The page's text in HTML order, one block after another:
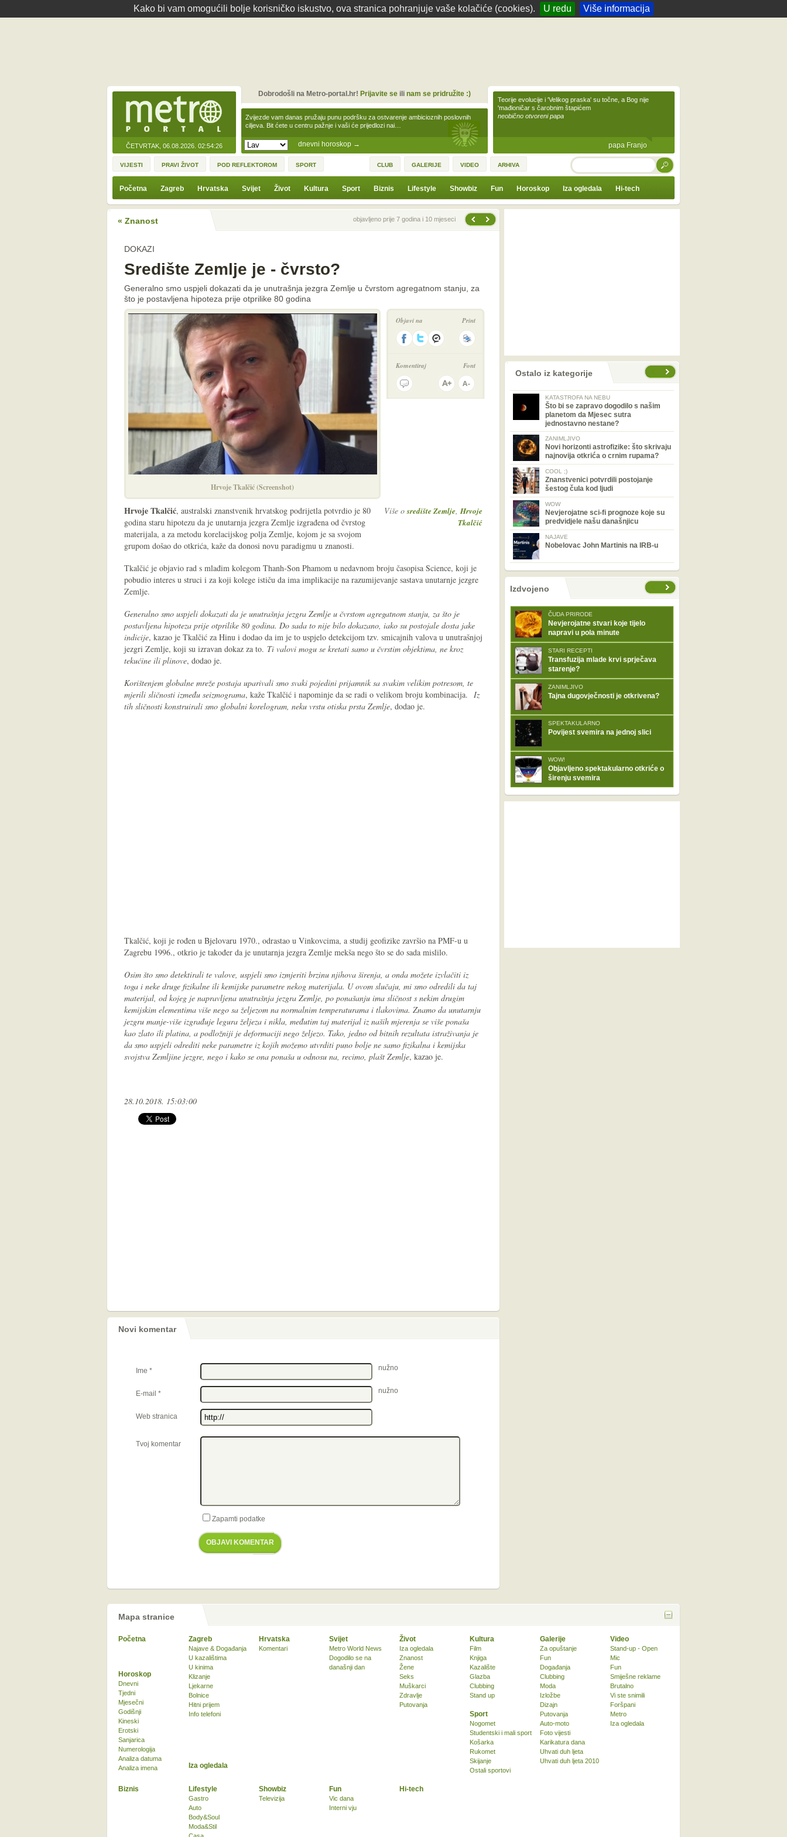
Kako bi vam omogućili bolje korisničko iskustvo, ova stranica pohranjuje vaše kolačiće (cookies). U redu Više informacija
ČETVRTAK, 06.08.2026. 02:54:26 dnevni horoskop →
Zvijezde vam danas pružaju punu podršku za ostvarenje ambicioznih poslovnih
ciljeva. Bit ćete u centru pažnje i vaši će prijedlozi nai…
Dobrodošli na Metro-portal.hr! Prijavite seili nam se pridružite :)
Teorije evolucije i 'Velikog praska' su točne, a Bog nije
'mađioničar s čarobnim štapićem
neobično otvoreni papa
papa Franjo
VIJESTI PRAVI ŽIVOT POD REFLEKTOROM SPORT CLUB GALERIJE VIDEO ARHIVA TRAŽI
Početna Zagreb Hrvatska Svijet Život Kultura Sport Biznis Lifestyle Showbiz Fun Horoskop Iza ogledala Hi-tech
« Znanost Prethodna vijestobjavljeno prije 7 godina i 10 mjeseci
DOKAZI
Središte Zemlje je - čvrsto?
Generalno smo uspjeli dokazati da je unutrašnja jezgra Zemlje u čvrstom agregatnom stanju, za
što je postavljena hipoteza prije otprilike 80 godina
Hrvoje Tkalčić (Screenshot)
Objavi na Print
Komentiraj Font
Više osredište Zemlje,Hrvoje
Tkalčić
Hrvoje Tkalčić, australski znanstvenik hrvatskog podrijetla potvrdio je 80
godina staru hipotezu da je unutarnja jezgra Zemlje izgrađena od čvrstog
materijala, a za metodu korelacijskog polja Zemlje, kojom je sa svojom
grupom došao do otkrića, kaže da donosi novu paradigmu u znanosti.
Tkalčić je objavio rad s mlađim kolegom Thanh-Son Phamom u nedavnom broju časopisa Science, koji je
pobudio interes u struci i za koji kolege ističu da ima implikacije na razumijevanje sastava unutarnje jezgre
Zemlje.
Generalno smo uspjeli dokazati da je unutrašnja jezgra Zemlje u čvrstom agregatnom stanju, za što je
postavljena hipoteza prije otprilike 80 godina. Do sada to nije bilo dokazano, iako su postojale dosta jake
indicije, kazao je Tkalčić za Hinu i dodao da im je to uspjelo detekcijom tzv. smicajnih valova u unutrašnjoj
jezgri Zemlje, koji su izravan dokaz za to. Ti valovi mogu se kretati samo u čvrstim objektima, ne kroz
tekućine ili plinove, dodao je.
Korištenjem globalne mreže postaja uparivali smo svaki pojedini prijamnik sa svakim velikim potresom, te
mjerili sličnosti između seizmograma, kaže Tkalčić i napominje da se radi o velikom broju kombinacija. Iz
tih sličnosti konstruirali smo globalni korelogram, neku vrstu otiska prsta Zemlje, dodao je.
Tkalčić, koji je rođen u Bjelovaru 1970., odrastao u Vinkovcima, a studij geofizike završio na PMF-u u
Zagrebu 1996., otkrio je također da je unutarnja jezgra Zemlje mekša nego što se do sada mislilo.
Osim što smo detektirali te valove, uspjeli smo izmjeriti brzinu njihova širenja, a onda možete izvlačiti iz
toga i neke druge fizikalne ili kemijske parametre nekog materijala. U ovom slučaju, mi smo odredili da taj
materijal, od kojeg je napravljena unutrašnja jezgra Zemlje, po ponašanju ima sličnost s nekim drugim
kemijskim elementima više nego sa željezom na normalnim temperaturama i tlakovima. Znamo da unutarnju
jezgru manje-više izgrađuje legura željeza i nikla, međutim taj materijal iz naših mjerenja se više ponaša
kao zlato ili platina, a podložniji je deformaciji nego željezo. Tako, jedno od bitnih rezultata istraživanja je
da smo uspjeli odrediti neke parametre iz kojih možemo utvrditi puno bolje ne samo fizikalna i kemijska
svojstva Zemljine jezgre, nego i kako se ona ponaša u odnosu na, recimo, plašt Zemlje, kazao je.
28.10.2018. 15:03:00
Novi komentar
Ime * nužno
E-mail * nužno
Web stranica
Tvoj komentar
Zapamti podatke
OBJAVI KOMENTAR
prethodno Ostalo iz kategorije
KATASTROFA NA NEBU
Što bi se zapravo dogodilo s našim
planetom da Mjesec sutra
jednostavno nestane?
ZANIMLJIVO
Novi horizonti astrofizike: što skrivaju
najnovija otkrića o crnim rupama?
COOL ;)
Znanstvenici potvrdili postojanje
šestog čula kod ljudi
WOW
Nevjerojatne sci-fi prognoze koje su
predvidjele našu današnjicu
NAJAVE
Nobelovac John Martinis na IRB-u
nema prethodne stranice
sljedećeIzdvojeno
ČUDA PRIRODE
Nevjerojatne stvari koje tijelo
napravi u pola minute
STARI RECEPTI
Transfuzija mlade krvi sprječava
starenje?
ZANIMLJIVO
Tajna dugovječnosti je otkrivena?
SPEKTAKULARNO
Povijest svemira na jednoj slici
WOW!
Objavljeno spektakularno otkriće o
širenju svemira
Mapa stranice
Početna Zagreb
Najave & Događanja
U kazalištima
U kinima
Klizanje
Ljekarne
Bolnice
Hitni prijem
Info telefoni
Hrvatska
Komentari
Svijet
Metro World News
Dogodilo se na
današnji dan
Život
Iza ogledala
Znanost
Žene
Seks
Muškarci
Zdravlje
Putovanja
Kultura
Film
Knjiga
Kazalište
Glazba
Clubbing
Stand up
Sport
Nogomet
Studentski i mali sport
Košarka
Rukomet
Skijanje
Ostali sportovi
Biznis Lifestyle
Gastro
Auto
Body&Soul
Moda&Stil
Showbiz
Televizija
Fun
Vic dana
Interni vju
Horoskop
Dnevni
Tjedni
Mjesečni
Godišnji
Kineski
Erotski
Sanjarica
Numerologija
Analiza datuma
Analiza imena
Iza ogledala
Hi-tech
Galerije
Za opuštanje
Fun
Događanja
Clubbing
Moda
Izložbe
Dizajn
Putovanja
Auto-moto
Foto vijesti
Karikatura dana
Uhvati duh ljeta
Uhvati duh ljeta 2010
Video
Stand-up - Open
Mic
Fun
Smiješne reklame
Brutalno
Vi ste snimili
Foršpani
Metro
Iza ogledala